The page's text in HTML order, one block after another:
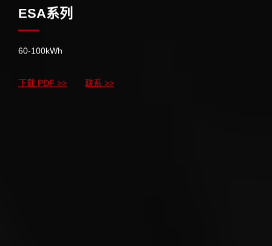
ESA系列
60-100kWh
下载 PDF >> 联系 >>